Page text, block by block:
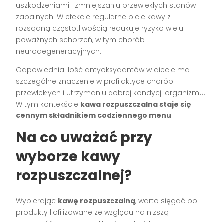
uszkodzeniami i zmniejszaniu przewlekłych stanów
zapalnych. W efekcie regularne picie kawy z
rozsądną częstotliwością redukuje ryzyko wielu
poważnych schorzeń, w tym chorób
neurodegeneracyjnych.
Odpowiednia ilość antyoksydantów w diecie ma
szczególne znaczenie w profilaktyce chorób
przewlekłych i utrzymaniu dobrej kondycji organizmu.
W tym kontekście kawa rozpuszczalna staje się
cennym składnikiem codziennego menu.
Na co uważać przy
wyborze kawy
rozpuszczalnej?
Wybierając kawę rozpuszczalną, warto sięgać po
produkty liofilizowane ze względu na niższą